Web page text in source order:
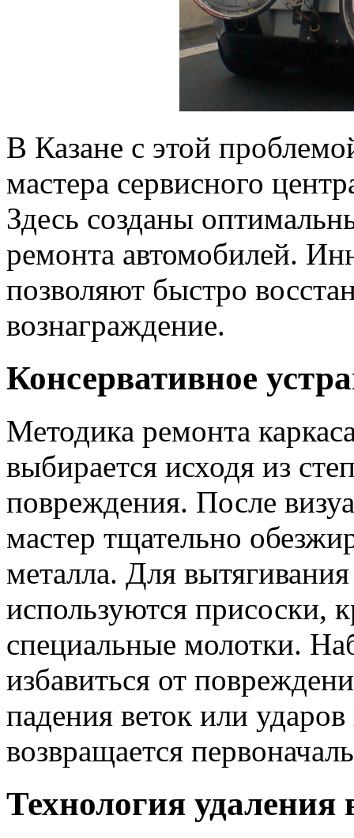
В Казане с этой
мастера сервисного
Здесь созданы
ремонта автомобилей.
позволяют быстро
вознаграждение.
Консервативное
Методика ремонта
выбирается исходя из
повреждения. После
мастер тщательно
металла. Для
используются присоски,
специальные молотки.
избавиться от
падения веток или
возвращается
Технология удаления